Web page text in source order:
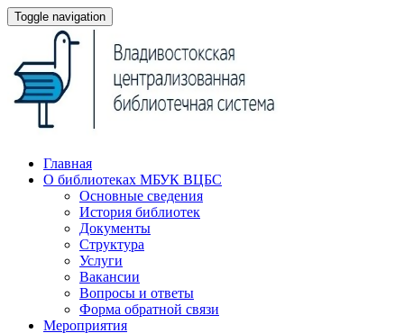
Toggle navigation
Главная
О библиотеках МБУК ВЦБС
Основные сведения
История библиотек
Документы
Структура
Услуги
Вакансии
Вопросы и ответы
Форма обратной связи
Мероприятия